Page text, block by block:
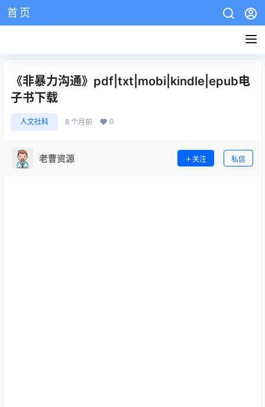
首页
网站介绍
《非暴力沟通》pdf|txt|mobi|kindle|epub电
子书下载
人文社科 8 个月前 0
老曹资源 关注 私信